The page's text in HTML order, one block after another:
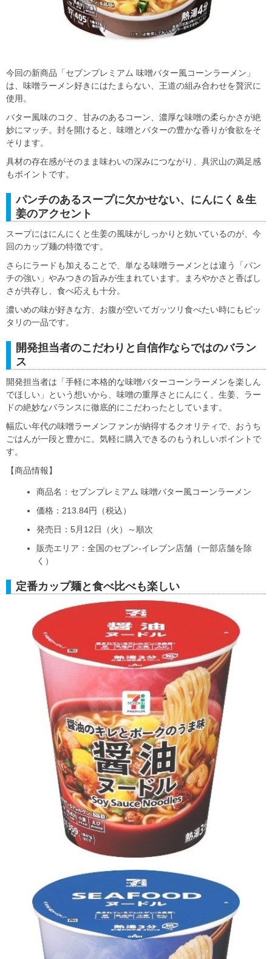
今回の新商品「セブンプレミアム 味噌バター風コーンラーメン」
は、味噌ラーメン好きにはたまらない、王道の組み合わせを贅沢に
使用。
バター風味のコク、甘みのあるコーン、濃厚な味噌の柔らかさが絶
妙にマッチ。封を開けると、味噌とバターの豊かな香りが食欲をそ
そります。
具材の存在感がそのまま味わいの深みにつながり、具沢山の満足感
もポイントです。
パンチのあるスープに欠かせない、にんにく＆生
姜のアクセント
スープにはにんにくと生姜の風味がしっかりと効いているのが、今
回のカップ麺の特徴です。
さらにラードも加えることで、単なる味噌ラーメンとは違う「パン
チの強い」やみつきの旨みが生まれています。まろやかさと香ばし
さが共存し、食べ応えも十分。
濃いめの味が好きな方、お腹が空いてガッツリ食べたい時にもピッ
タリの一品です。
開発担当者のこだわりと自信作ならではのバラン
ス
開発担当者は「手軽に本格的な味噌バターコーンラーメンを楽しん
でほしい」という想いから、味噌の重厚さとにんにく、生姜、ラー
ドの絶妙なバランスに徹底的にこだわったとしています。
幅広い年代の味噌ラーメンファンが納得するクオリティで、おうち
ごはんが一段と豊かに。気軽に購入できるのもうれしいポイントで
す。
【商品情報】
商品名：セブンプレミアム 味噌バター風コーンラーメン
価格：213.84円（税込）
発売日：5月12日（火）～順次
販売エリア：全国のセブン‐イレブン店舗（一部店舗を除
く）
定番カップ麺と食べ比べも楽しい